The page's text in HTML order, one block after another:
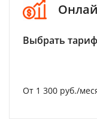
Выбрать
От 1 300 руб./